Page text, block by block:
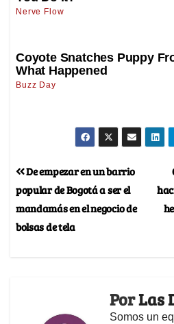
De empezar en un barrio
popular de Bogotá a ser el
mandamás en el negocio de
bolsas de tela
PorLas
Somos un